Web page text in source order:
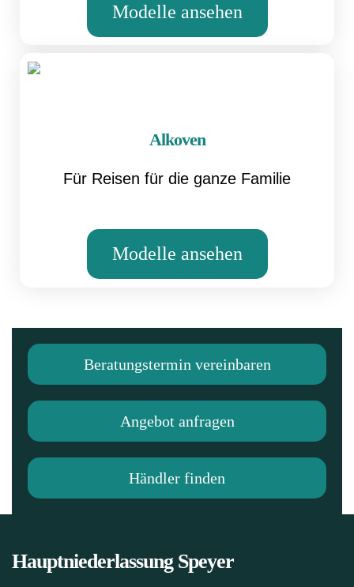
Modelle ansehen
Alkoven
Für Reisen für die ganze Familie
Modelle ansehen
Beratungstermin vereinbaren
Angebot anfragen
Händler finden
Hauptniederlassung Speyer